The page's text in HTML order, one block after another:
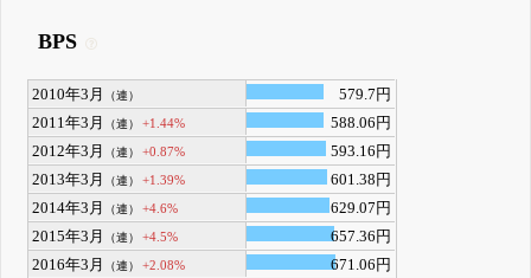
BPS
2010年3月 （連）
579.7円
2011年3月
（連） +1.44%
588.06円
2012年3月
（連） +0.87%
593.16円
2013年3月
（連） +1.39%
601.38円
2014年3月
（連） +4.6%
629.07円
2015年3月
（連） +4.5%
657.36円
2016年3月
（連） +2.08%
671.06円